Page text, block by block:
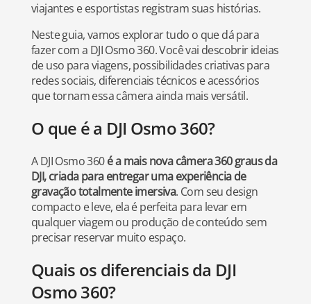
viajantes e esportistas registram suas histórias.
Neste guia, vamos explorar tudo o que dá para
fazer com a DJI Osmo 360. Você vai descobrir ideias
de uso para viagens, possibilidades criativas para
redes sociais, diferenciais técnicos e acessórios
que tornam essa câmera ainda mais versátil.
O que é a DJI Osmo 360?
A DJI Osmo 360é a mais nova câmera 360 graus da
DJI, criada para entregar uma experiência de
gravação totalmente imersiva. Com seu design
compacto e leve, ela é perfeita para levar em
qualquer viagem ou produção de conteúdo sem
precisar reservar muito espaço.
Quais os diferenciais da DJI
Osmo 360?